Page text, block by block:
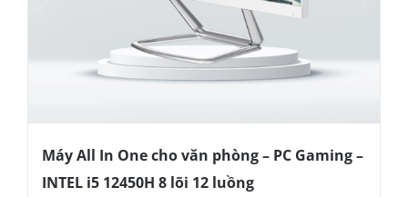
Máy All In One cho văn phòng – PC Gaming –
INTEL i5 12450H 8 lõi 12 luồng